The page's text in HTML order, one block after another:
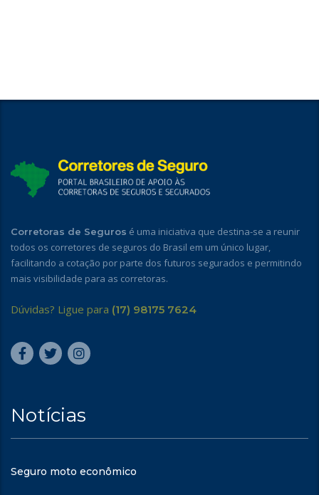
Corretoras de Seguros é uma iniciativa que destina-se a reunir
todos os corretores de seguros do Brasil em um único lugar,
facilitando a cotação por parte dos futuros segurados e permitindo
mais visibilidade para as corretoras.
Dúvidas? Ligue para (17) 98175 7624
Notícias
Seguro moto econômico